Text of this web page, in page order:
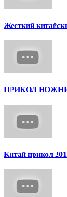
Жесткий
ПРИКОЛ
Китай прикол